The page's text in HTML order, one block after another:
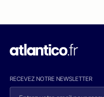
RECEVEZ NOTRE NEWSLETTER